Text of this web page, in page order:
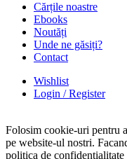
Cărțile noastre
Ebooks
Noutăți
Unde ne găsiți?
Contact
Wishlist
Login / Register
Folosim cookie-uri pentru
pe website-ul nostri.
politica de